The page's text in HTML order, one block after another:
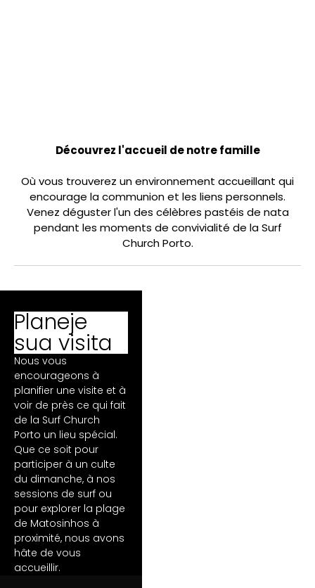
Découvrez l'accueil de notre famille
Où vous trouverez un environnement accueillant qui
encourage la communion et les liens personnels.
Venez déguster l'un des célèbres pastéis de nata
pendant les moments de convivialité de la Surf
Church Porto.
Planeje
sua visita
Nous vous
encourageons à
planifier une visite et à
voir de près ce qui fait
de la Surf Church
Porto un lieu spécial.
Que ce soit pour
participer à un culte
du dimanche, à nos
sessions de surf ou
pour explorer la plage
de Matosinhos à
proximité, nous avons
hâte de vous
accueillir.